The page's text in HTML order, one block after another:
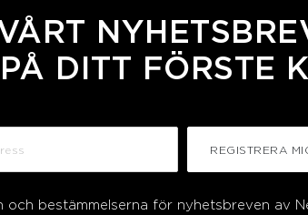
DITT FÖRSTE
REGISTRERA
och bestämmelserna för nyhetsbreven av